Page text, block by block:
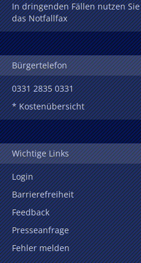
In dringenden Fällen nutzen
das Notfallfax
Bürgertelefon
0331 2835 0331
* Kostenübersicht
Wichtige Links
Login
Barrierefreiheit
Feedback
Presseanfrage
Fehler melden